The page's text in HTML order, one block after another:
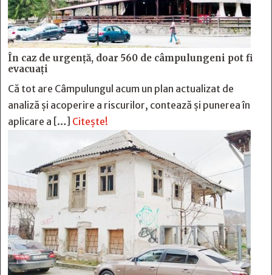
În caz de urgență, doar 560 de câmpulungeni pot fi
evacuați
Că tot are Câmpulungul acum un plan actualizat de
analiză și acoperire a riscurilor, contează și punerea în
aplicare a […] Citește!